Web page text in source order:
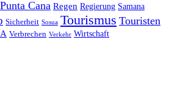
Punta Cana Regen Regierung Samana
Sicherheit Sosua Tourismus Touristen
Verbrechen Verkehr Wirtschaft